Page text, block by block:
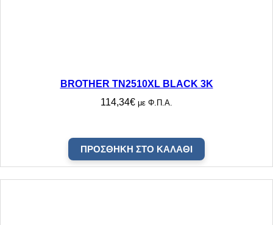
BROTHER TN2510XL BLACK 3K
114,34€ με Φ.Π.Α.
ΠΡΟΣΘΉΚΗ ΣΤΟ ΚΑΛΆΘΙ